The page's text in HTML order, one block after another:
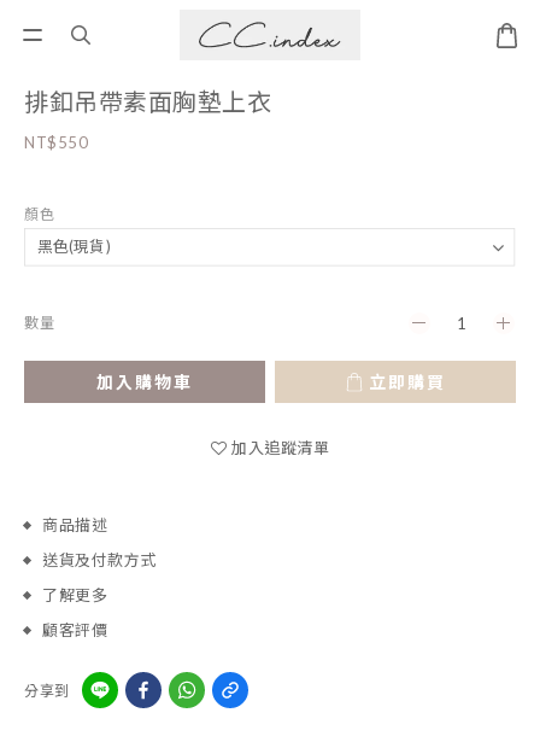
排釦吊帶素面胸墊上衣
NT$550
顏色
數量
加入購物車 立即購買
加入追蹤清單
商品描述
送貨及付款方式
了解更多
顧客評價
分享到